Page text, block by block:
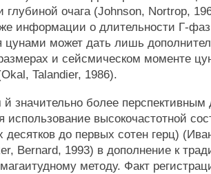
глубиной очага (Johnson, Nortrop,
информации о длительности Г-
цунами может дать лишь
и сейсмическом моменте
Talandier, 1986).
значительно более перспективным
использование высокочастотной
до первых сотен герц)
Bernard, 1993) в дополнение к
методу. Факт